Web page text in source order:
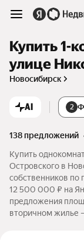
Купить 1-
улице
Новосибирск
AI 2
138 предложений
Купить
Островского в
собственников
12 500 000 ₽ на
предложения
вторичном жилье